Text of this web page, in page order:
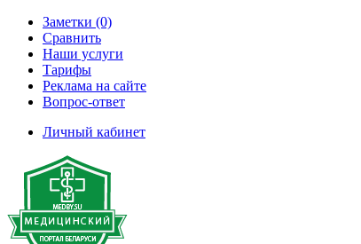
Заметки (0)
Сравнить
Наши услуги
Тарифы
Реклама на сайте
Вопрос-ответ
Личный кабинет